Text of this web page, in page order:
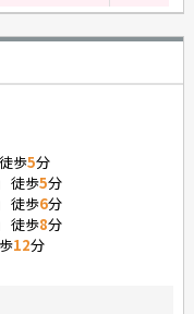
歩5分
徒歩5分
徒歩6分
徒歩8分
12分